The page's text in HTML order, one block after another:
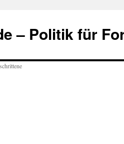
– Politik für